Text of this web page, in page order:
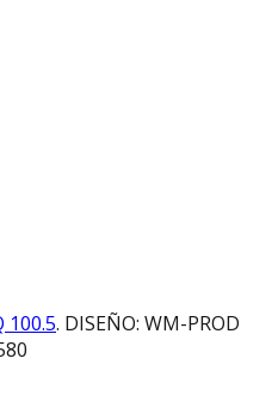
100.5. DISEÑO: WM-PROD